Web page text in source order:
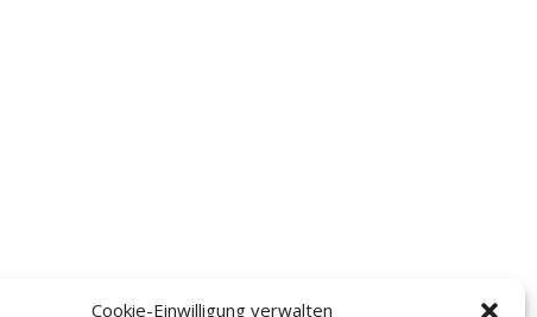
Cookie-Einwilligung verwalten